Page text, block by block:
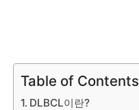
Table of Contents
DLBCL이란?